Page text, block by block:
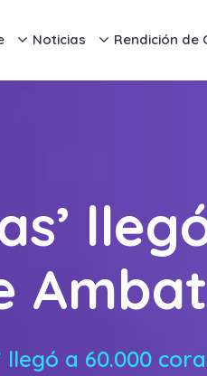
Noticias Rendición de
llegó a 60.000